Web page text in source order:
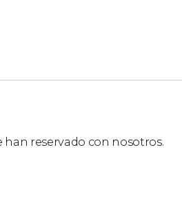
han reservado con nosotros.